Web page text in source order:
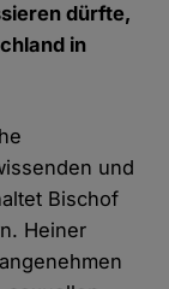
dürfte,
in
und
Bischof
Heiner